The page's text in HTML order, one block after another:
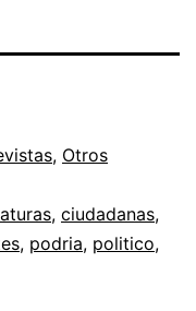
, Otros
, ciudadanas,
, podria, politico,